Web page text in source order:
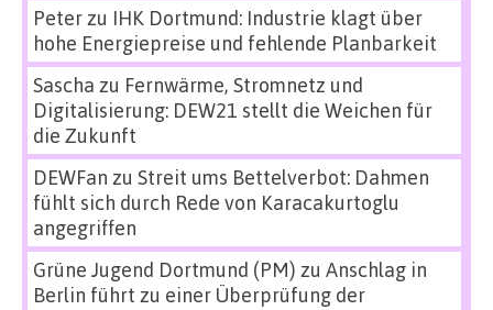
Peterzu IHK Dortmund: Industrie klagt über
hohe Energiepreise und fehlende Planbarkeit
Sascha zu Fernwärme, Stromnetz und
Digitalisierung: DEW21 stellt die Weichen für
die Zukunft
DEWFan zu Streit ums Bettelverbot: Dahmen
fühlt sich durch Rede von Karacakurtoglu
angegriffen
Grüne Jugend Dortmund (PM) zu Anschlag in
Berlin führt zu einer Überprüfung der